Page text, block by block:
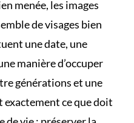
menée, les images
de visages bien
une date, une
manière d’occuper
générations et une
exactement ce que doit